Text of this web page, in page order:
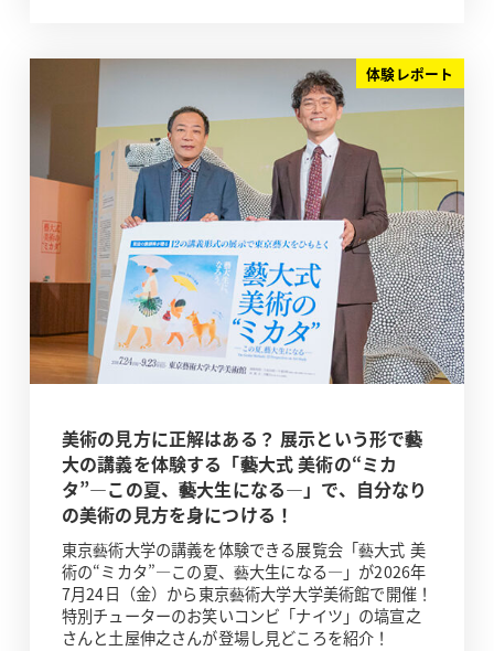
体験レポート
美術の見方に正解はある？ 展示という形で藝
大の講義を体験する「藝大式 美術の“ミカ
タ”―この夏、藝大生になる―」で、自分なり
の美術の見方を身につける！
東京藝術大学の講義を体験できる展覧会「藝大式 美
術の“ミカタ”―この夏、藝大生になる―」が2026年
7月24日（金）から東京藝術大学大学美術館で開催！
特別チューターのお笑いコンビ「ナイツ」の塙宣之
さんと土屋伸之さんが登場し見どころを紹介！